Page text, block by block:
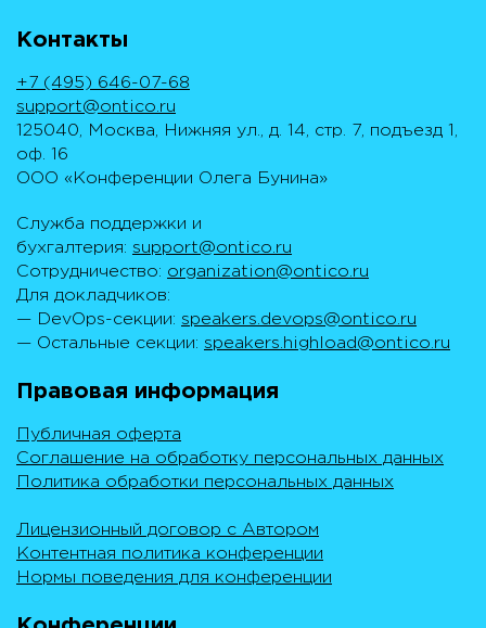
Контакты
+7 (495) 646-07-68
support@ontico.ru
125040, Москва, Нижняя ул., д. 14, стр. 7, подъезд 1,
оф. 16
ООО «Конференции Олега Бунина»
Служба поддержки и
бухгалтерия: support@ontico.ru
Сотрудничество: organization@ontico.ru
Для докладчиков:
— DevOps-секции: speakers.devops@ontico.ru
— Остальные секции: speakers.highload@ontico.ru
Правовая информация
Публичная оферта
Соглашение на обработку персональных данных
Политика обработки персональных данных
Лицензионный договор с Автором
Контентная политика конференции
Нормы поведения для конференции